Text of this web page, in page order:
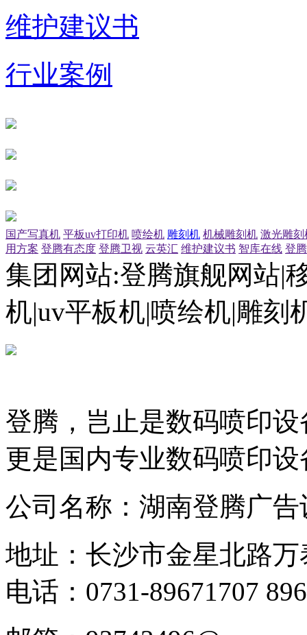
维护建议书
行业案例
国产写真机 平板uv打印机 喷绘机 雕刻机 机械雕刻机 激光雕刻
用方案 登腾有态度 登腾卫视 云英汇 维护建议书 智库在线 登
集团网站:登腾旗舰网站|
机|uv平板机|喷绘机|雕刻
登腾，岂止是数码喷印
更是国内专业数码喷印
公司名称：湖南登腾广
地址：长沙市金星北路万
电话：0731-89671707